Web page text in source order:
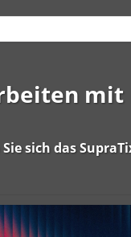
mit
sich das